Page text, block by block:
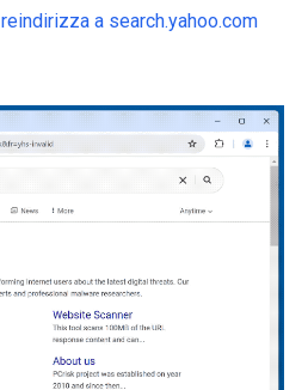
reindirizza a search.yahoo.com